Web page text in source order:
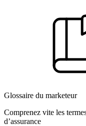
Glossaire du marketeur
Comprenez vite les
d’assurance